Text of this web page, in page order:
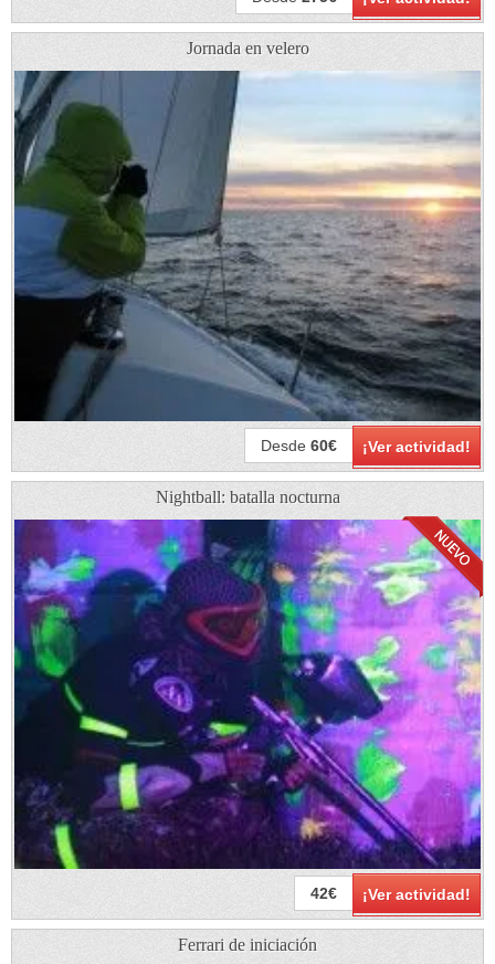
Jornada en velero
¡Ver actividad!
Desde 60€
Nightball: batalla nocturna
¡Ver actividad!
42€
Ferrari de iniciación